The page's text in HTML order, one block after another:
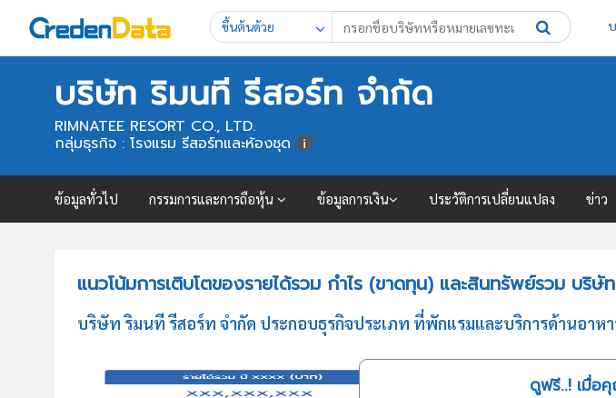
ขึ้นต้นด้วย
บริษัท ริมนที รีสอร์ท จำกัด
RIMNATEE RESORT CO., LTD.
กลุ่มธุรกิจ : โรงแรม รีสอร์ทและห้องชุด
ข้อมูลทั่วไป กรรมการและการถือหุ้น ข้อมูลการเงิน ประวัติการเปลี่ยนแปลง ข่าว
แนวโน้มการเติบโตของรายได้รวม กำไร (ขาดทุน) และสินทรัพย์รวม บริ
บริษัท ริมนที รีสอร์ท จำกัด ประกอบธุรกิจประเภท ที่พักแรมและบริการด้านอาหา
ดูฟรี..! เมื่อ